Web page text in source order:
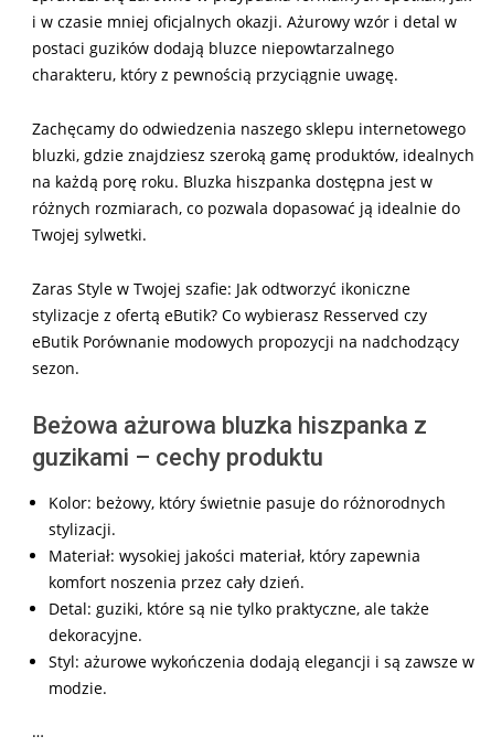
i w czasie mniej oficjalnych okazji. Ażurowy wzór i detal w
postaci guzików dodają bluzce niepowtarzalnego
charakteru, który z pewnością przyciągnie uwagę.
Zachęcamy do odwiedzenia naszego sklepu internetowego
bluzki, gdzie znajdziesz szeroką gamę produktów, idealnych
na każdą porę roku. Bluzka hiszpanka dostępna jest w
różnych rozmiarach, co pozwala dopasować ją idealnie do
Twojej sylwetki.
Zaras Style w Twojej szafie: Jak odtworzyć ikoniczne
stylizacje z ofertą eButik? Co wybierasz Resserved czy
eButik Porównanie modowych propozycji na nadchodzący
sezon.
Beżowa ażurowa bluzka hiszpanka z
guzikami – cechy produktu
Kolor: beżowy, który świetnie pasuje do różnorodnych
stylizacji.
Materiał: wysokiej jakości materiał, który zapewnia
komfort noszenia przez cały dzień.
Detal: guziki, które są nie tylko praktyczne, ale także
dekoracyjne.
Styl: ażurowe wykończenia dodają elegancji i są zawsze w
modzie.
…